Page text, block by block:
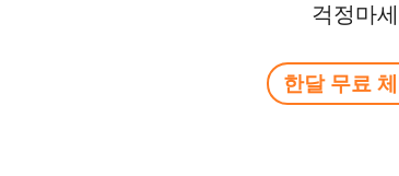
걱정마
한달 무료 체